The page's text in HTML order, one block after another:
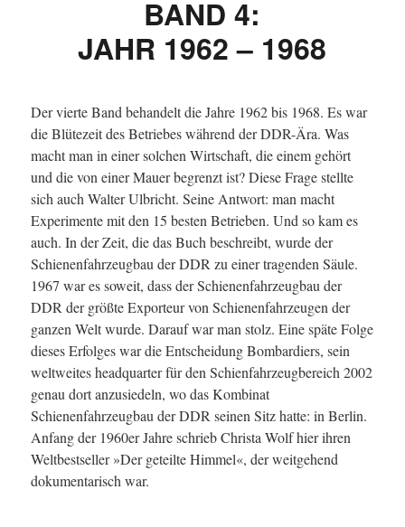
BAND 4:
JAHR 1962 – 1968
Der vierte Band behandelt die Jahre 1962 bis 1968. Es war
die Blütezeit des Betriebes während der DDR-Ära. Was
macht man in einer solchen Wirtschaft, die einem gehört
und die von einer Mauer begrenzt ist? Diese Frage stellte
sich auch Walter Ulbricht. Seine Antwort: man macht
Experimente mit den 15 besten Betrieben. Und so kam es
auch. In der Zeit, die das Buch beschreibt, wurde der
Schienenfahrzeugbau der DDR zu einer tragenden Säule.
1967 war es soweit, dass der Schienenfahrzeugbau der
DDR der größte Exporteur von Schienenfahrzeugen der
ganzen Welt wurde. Darauf war man stolz. Eine späte Folge
dieses Erfolges war die Entscheidung Bombardiers, sein
weltweites headquarter für den Schienfahrzeugbereich 2002
genau dort anzusiedeln, wo das Kombinat
Schienenfahrzeugbau der DDR seinen Sitz hatte: in Berlin.
Anfang der 1960er Jahre schrieb Christa Wolf hier ihren
Weltbestseller »Der geteilte Himmel«, der weitgehend
dokumentarisch war.